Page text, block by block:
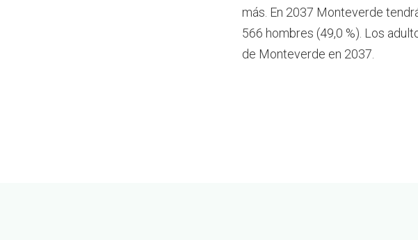
más. En 2037 Monteverde
566 hombres (49,0 %). Los
de Monteverde en 2037.